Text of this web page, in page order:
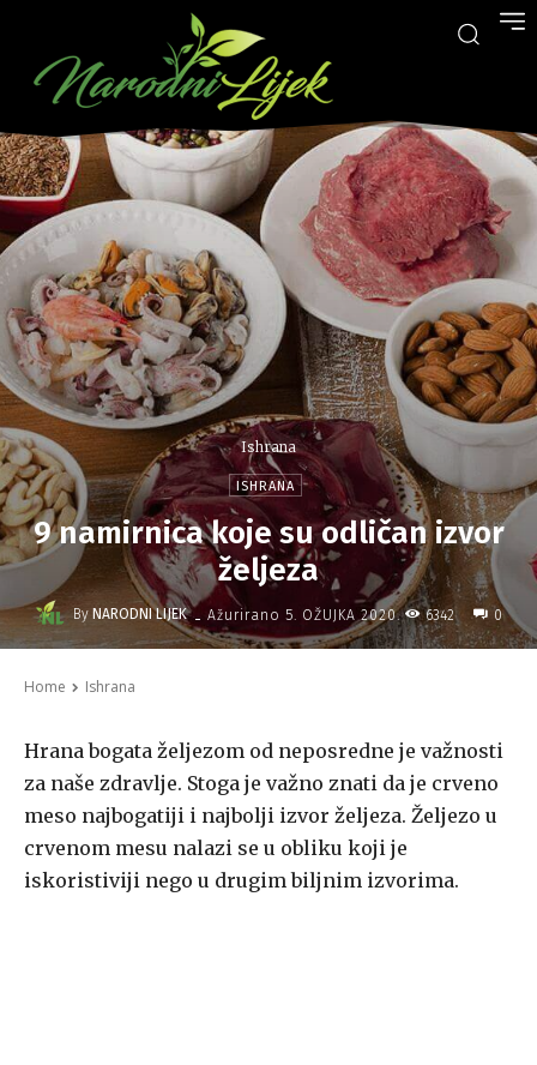
Ishrana
ISHRANA
9 namirnica koje su odličan izvor
željeza
By NARODNI LIJEK - Ažurirano 5. OŽUJKA 2020. 6342 0
Home Ishrana
Hrana bogata željezom od neposredne je važnosti
za naše zdravlje. Stoga je važno znati da je crveno
meso najbogatiji i najbolji izvor željeza. Željezo u
crvenom mesu nalazi se u obliku koji je
iskoristiviji nego u drugim biljnim izvorima.